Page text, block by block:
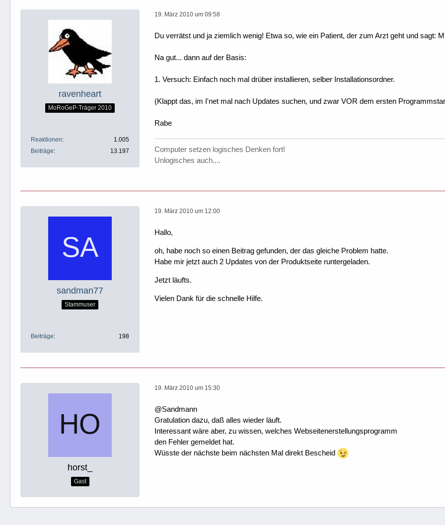
ravenheart
MoRoGeP-Träger 2010
Reaktionen
1.005
Beiträge
13.197
19. März 2010 um 09:58
Du verrätst und ja ziemlich wenig! Etwa so, wie ein Patient, der zum Arzt geht und sagt:
Na gut... dann auf der Basis:
1. Versuch: Einfach noch mal drüber installieren, selber Installationsordner.
(Klappt das, im I'net mal nach Updates suchen, und zwar VOR dem ersten
Rabe
Computer setzen logisches Denken fort!
Unlogisches auch....
sandman77
Stammuser
Beiträge 198
19. März 2010 um 12:00
Hallo,
oh, habe noch so einen Beitrag gefunden, der das gleiche Problem hatte.
Habe mir jetzt auch 2 Updates von der Produktseite runtergeladen.
Jetzt läufts.
Vielen Dank für die schnelle Hilfe.
horst_
Gast
19. März 2010 um 15:30
@Sandmann
Gratulation dazu, daß alles wieder läuft.
Interessant wäre aber, zu wissen, welches Webseitenerstellungsprogramm
den Fehler gemeldet hat.
Wüsste der nächste beim nächsten Mal direkt Bescheid